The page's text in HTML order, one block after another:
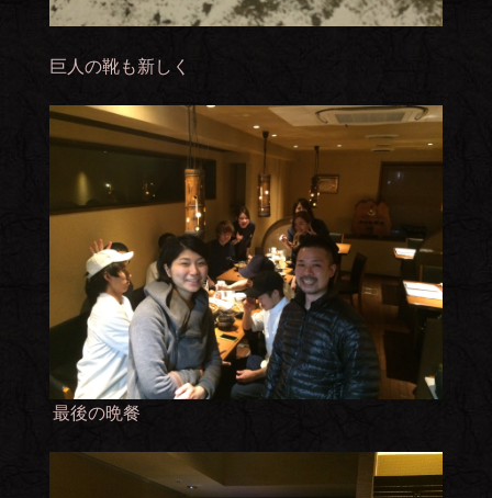
巨人の靴も新しく
最後の晩餐